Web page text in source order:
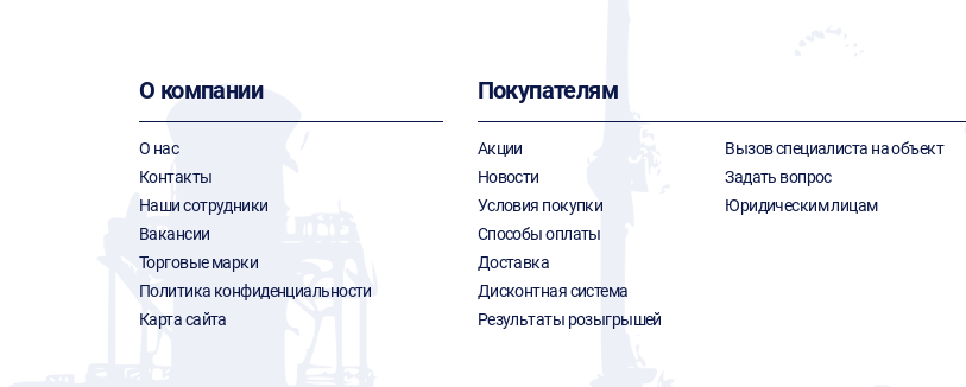
О компании
О нас
Контакты
Наши сотрудники
Вакансии
Торговые марки
Политика конфиденциальности
Карта сайта
Покупателям
Акции
Новости
Условия покупки
Способы оплаты
Доставка
Дисконтная система
Результаты розыгрышей
Вызов специалиста на объект
Задать вопрос
Юридическим лицам